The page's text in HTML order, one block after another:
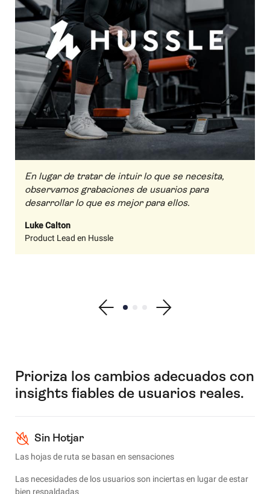
En lugar de tratar de intuir lo que se necesita,
observamos grabaciones de usuarios para
desarrollar lo que es mejor para ellos.
Luke Calton
Product Lead en Hussle
Show previous testimonial
Show testimonial 1
Show testimonial 2
Show testimonial 3
Show next testimonial
Prioriza los cambios adecuados con
insights fiables de usuarios reales.
Sin Hotjar
Las hojas de ruta se basan en sensaciones
Las necesidades de los usuarios son inciertas en lugar de estar
bien respaldadas